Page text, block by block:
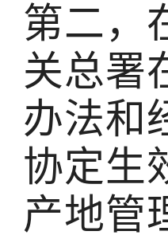
第二，
关总署
办法和
协定生
产地管